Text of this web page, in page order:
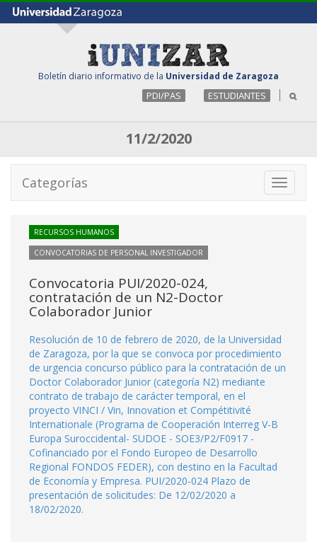
Boletín diario informativo de la Universidad de Zaragoza
PDI/PAS ESTUDIANTES
11/2/2020
Toggle
Categorías
RECURSOS HUMANOS
CONVOCATORIAS DE PERSONAL INVESTIGADOR
Convocatoria PUI/2020-024,
contratación de un N2-Doctor
Colaborador Junior
Resolución de 10 de febrero de 2020, de la Universidad
de Zaragoza, por la que se convoca por procedimiento
de urgencia concurso público para la contratación de un
Doctor Colaborador Junior (categoría N2) mediante
contrato de trabajo de carácter temporal, en el
proyecto VINCI / Vin, Innovation et Compétitivité
Internationale (Programa de Cooperación Interreg V-B
Europa Suroccidental- SUDOE - SOE3/P2/F0917 -
Cofinanciado por el Fondo Europeo de Desarrollo
Regional FONDOS FEDER), con destino en la Facultad
de Economía y Empresa. PUI/2020-024 Plazo de
presentación de solicitudes: De 12/02/2020 a
18/02/2020.